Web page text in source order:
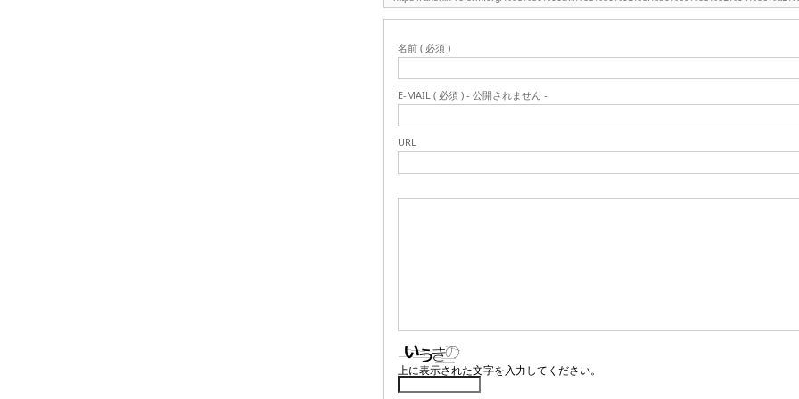
名前 ( 必須 )
E-MAIL ( 必須 ) - 公開されません -
URL
上に表示された文字を入力してください。